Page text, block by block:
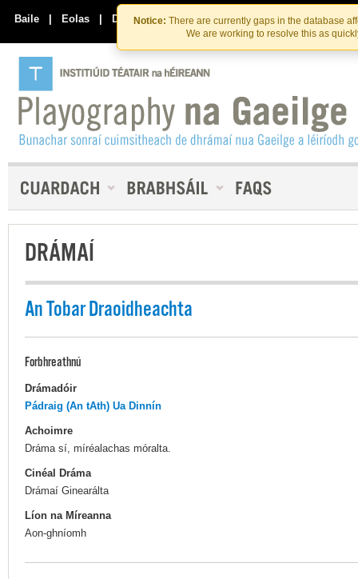
Skip
to
the
content
Skip
to
content
Notice: There are currently gaps in the database
We are working to resolve this as
Baile | Eolas | Déan Teagmháil Linn
DRÁMAÍ
An Tobar Draoidheachta
Forbhreathnú
Drámadóir
Pádraig (An tAth) Ua Dinnín
Achoimre
Dráma sí, míréalachas móralta.
Cinéal Dráma
Drámaí Ginearálta
Líon na Míreanna
Aon-ghníomh